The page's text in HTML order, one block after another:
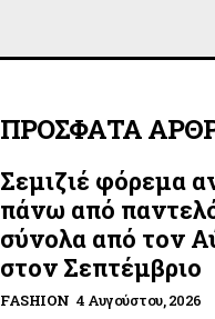
ΠΡΟΣΦΑΤΑ
Σεμιζιέ φόρεμα
πάνω από
σύνολα από τον
στον Σεπτέμβριο
FASHION 4 Αυγούστου, 2026